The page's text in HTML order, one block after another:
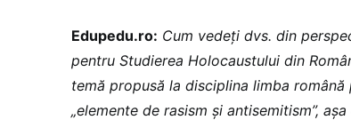
Edupedu.ro: Cum vedeți dvs. din
pentru Studierea Holocaustului din
temă propusă la disciplina limba
„elemente de rasism și antisemitism”,